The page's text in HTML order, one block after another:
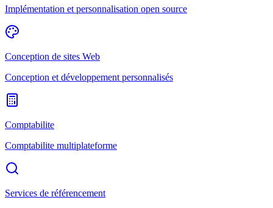
Implémentation et personnalisation open source
Conception de sites Web
Conception et développement personnalisés
Comptabilite
Comptabilite multiplateforme
Services de référencement